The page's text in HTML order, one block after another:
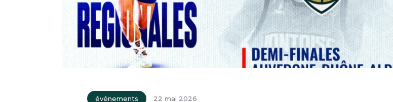
événements 22 mai 2026